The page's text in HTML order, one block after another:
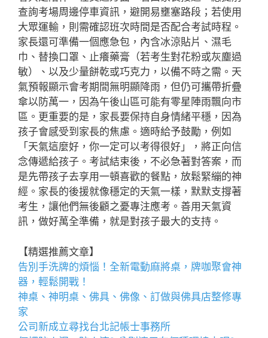
查詢考場周邊停車資訊，避開易壅塞路段；若使用
大眾運輸，則需確認班次時間是否配合考試時程。
家長還可準備一個應急包，內含冰涼貼片、濕毛
巾、替換口罩、止癢藥膏（若考生對花粉或灰塵過
敏）、以及少量餅乾或巧克力，以備不時之需。天
氣預報顯示會考期間無明顯降雨，但仍可攜帶折疊
傘以防萬一，因為午後山區可能有零星陣雨飄向市
區。更重要的是，家長要保持自身情緒平穩，因為
孩子會感受到家長的焦慮。適時給予鼓勵，例如
「天氣這麼好，你一定可以考得很好」，將正向信
念傳遞給孩子。考試結束後，不必急著對答案，而
是先帶孩子去享用一頓喜歡的餐點，放鬆緊繃的神
經。家長的後援就像穩定的天氣一樣，默默支撐著
考生，讓他們無後顧之憂專注應考。善用天氣資
訊，做好萬全準備，就是對孩子最大的支持。
【精選推薦文章】
告別手洗牌的煩惱！全新電動麻將桌 ，牌咖聚會神
器，輕鬆開戰！
神桌、 神明桌 、 佛具 、佛像、訂做與佛具店整修專
家
公司新成立尋找台北記帳士事務所